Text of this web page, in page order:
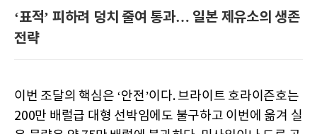
‘표적’ 피하려 덩치 줄여 통과… 일본 제유소의 생존
전략
이번 조달의 핵심은 ‘안전’이다. 브라이트 호라이즌호는
200만 배럴급 대형 선박임에도 불구하고 이번에 옮겨 실